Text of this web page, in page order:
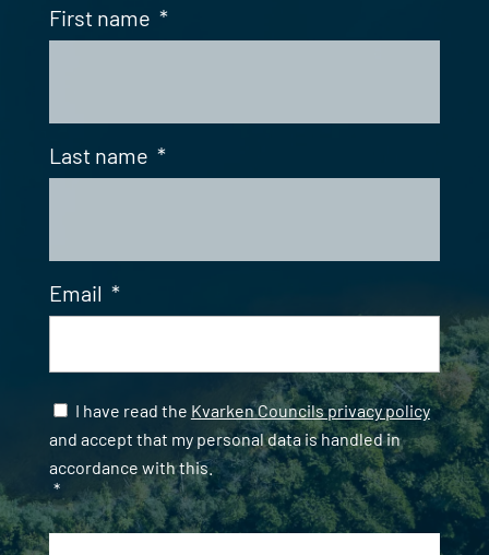
First name *
Last name *
Email *
Samtycke *
I have read the Kvarken Councils privacy policy
and accept that my personal data is handled in
accordance with this.
*